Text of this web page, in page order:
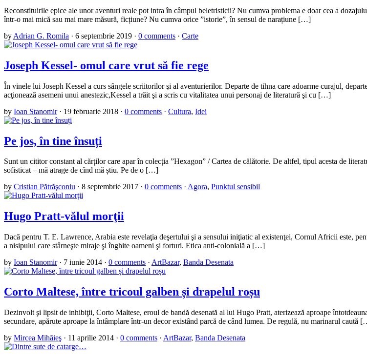
Reconstituirile epice ale unor aventuri reale pot intra în câmpul beletristicii? Nu cumva problema e doar cea a
într-o mai mică sau mai mare măsură, ficțiune? Nu cumva orice ”istorie”, în sensul de narațiune […]
by Adrian G. Romila · 6 septembrie 2019 · 0 comments · Carte
Joseph Kessel- omul care vrut să fie rege
În vinele lui Joseph Kessel a curs sângele scriitorilor şi al aventurierilor. Departe de tihna care adoarme curajul,
acţionează asemeni unui anestezic,Kessel a trăit şi a scris cu vitalitatea unui personaj de literatură şi cu […]
by Ioan Stanomir · 19 februarie 2018 · 0 comments · Cultura, Idei
Pe jos, în tine însuți
Sunt un cititor constant al cărților care apar în colecția ”Hexagon” / Cartea de călătorie. De altfel, tipul acesta de
sofisticat – mă atrage de cînd mă știu. Pe de o […]
by Cristian Pătrăşconiu · 8 septembrie 2017 · 0 comments · Agora, Punktul sensibil
Hugo Pratt-vălul morţii
Dacă pentru T. E. Lawrence, Arabia este revelaţia deşertului şi a sensului iniţiatic al existenţei, Cornul Africii este,
a nisipului care stârneşte miraje şi înghite oameni şi forturi. Etica anti-colonială a […]
by Ioan Stanomir · 7 iunie 2014 · 0 comments · ArtBazar, Banda Desenata
Corto Maltese, între tricoul galben și drapelul roșu
Dezinvolt şi lipsit de inhibiţii, Corto Maltese, eroul de bandă desenată al lui Hugo Pratt, aterizează aproape
secundare, apărute aproape la întâmplare într-un decor existând parcă de când lumea. De regulă, nu marinarul caută
by Mircea Mihăieş · 11 aprilie 2014 · 0 comments · ArtBazar, Banda Desenata